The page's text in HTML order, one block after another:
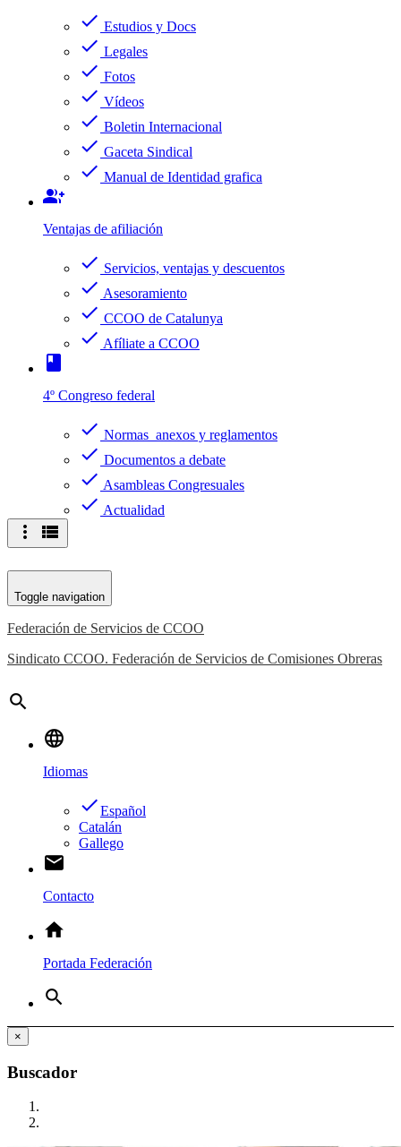
check Estudios y Docs
check Legales
check Fotos
check Vídeos
check Boletin Internacional
check Gaceta Sindical
check Manual de Identidad grafica
group_add
Ventajas de afiliación
check Servicios, ventajas y descuentos
check Asesoramiento
check CCOO de Catalunya
check Afíliate a CCOO
book
4º Congreso federal
check Normas anexos y reglamentos
check Documentos a debate
check Asambleas Congresuales
check Actualidad
more_vert view_list
Toggle navigation
Federación de Servicios de CCOO
Sindicato CCOO. Federación de Servicios de Comisiones Obreras
search
language
Idiomas
doneEspañol
Catalán
Gallego
email
Contacto
home
Portada Federación
search
×
Buscador